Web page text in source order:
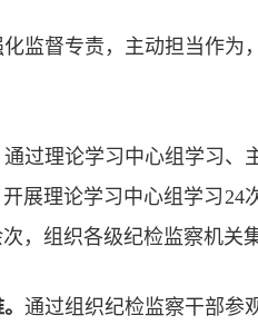
监督专责，主动担当作为
通过理论学习中心组学习、
展理论学习中心组学习24
，组织各级纪检监察机关
通过组织纪检监察干部参